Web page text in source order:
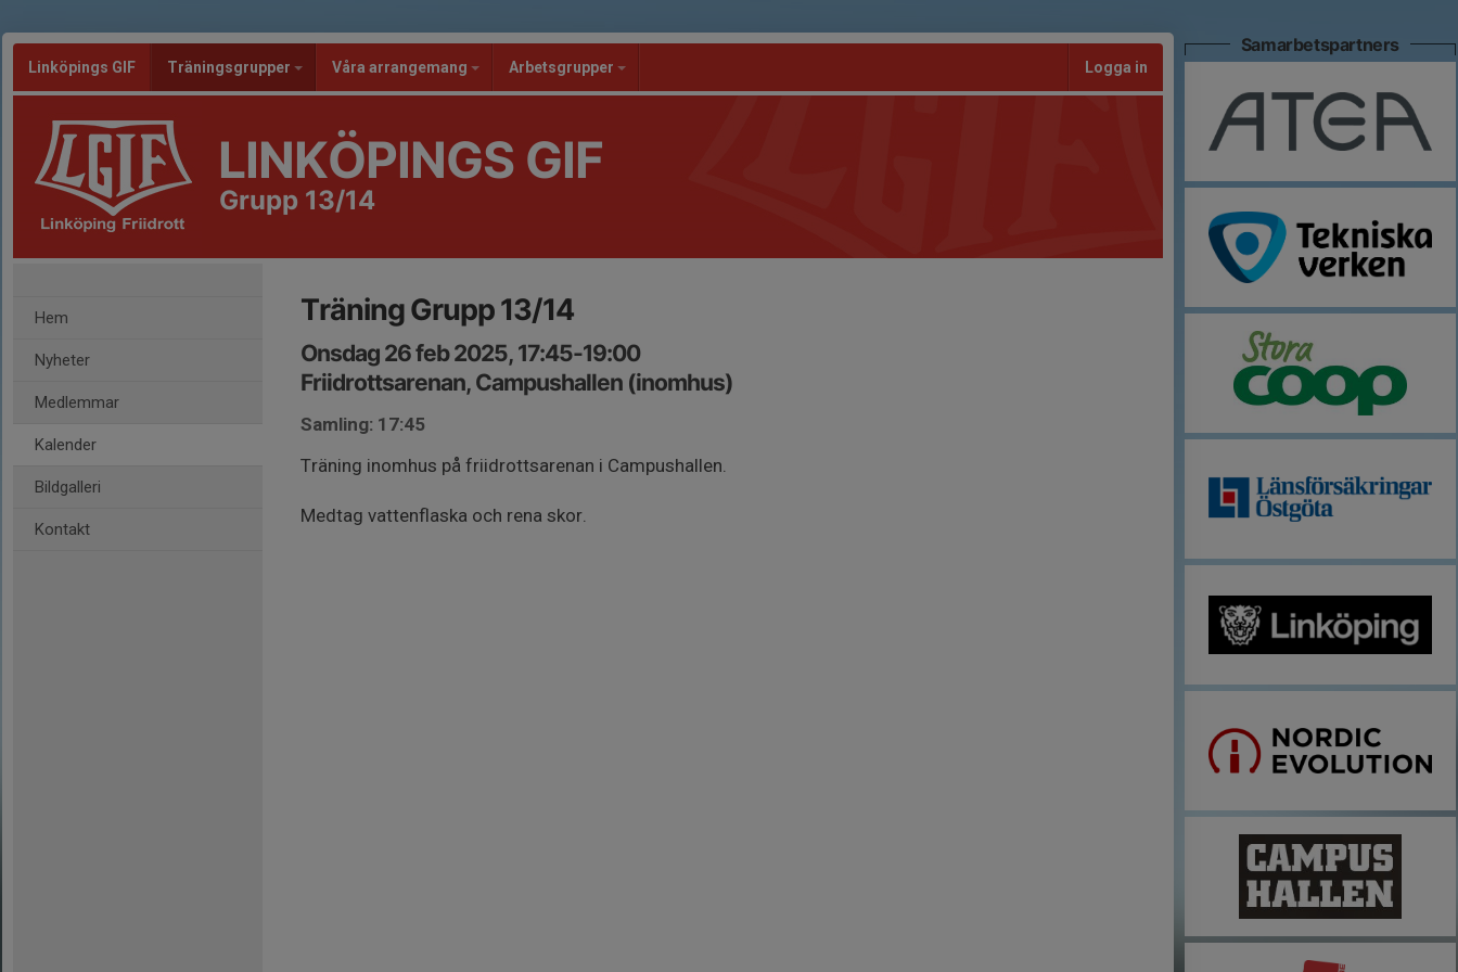
Linköpings GIF Träningsgrupper Våra arrangemang Arbetsgrupper Logga in
LINKÖPINGS GIF
Grupp 13/14
Hem
Nyheter
Medlemmar
Kalender
Bildgalleri
Kontakt
Träning Grupp 13/14
Onsdag 26 feb 2025, 17:45-19:00
Friidrottsarenan, Campushallen (inomhus)
Samling: 17:45
Träning inomhus på friidrottsarenan i Campushallen.
Medtag vattenflaska och rena skor.
Samarbetspartners